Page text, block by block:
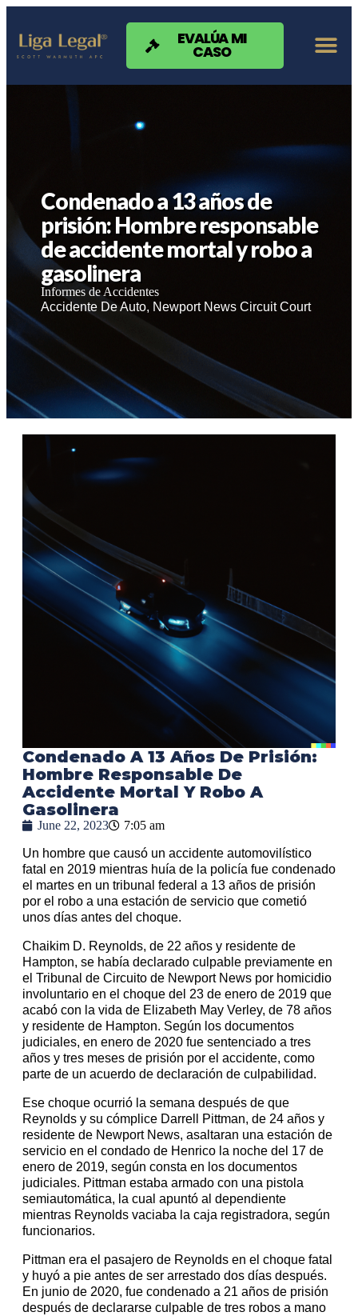
Nota:
sitio
web
EVALÚA MI
CASO
Condenado a 13 años de
prisión: Hombre responsable
de accidente mortal y robo a
gasolinera
Informes de Accidentes
Accidente De Auto, Newport News Circuit Court
Condenado A 13 Años De Prisión:
Hombre Responsable De
Accidente Mortal Y Robo A
Gasolinera
June 22, 2023 7:05 am
Un hombre que causó un accidente automovilístico
fatal en 2019 mientras huía de la policía fue condenado
el martes en un tribunal federal a 13 años de prisión
por el robo a una estación de servicio que cometió
unos días antes del choque.
Chaikim D. Reynolds, de 22 años y residente de
Hampton, se había declarado culpable previamente en
el Tribunal de Circuito de Newport News por homicidio
involuntario en el choque del 23 de enero de 2019 que
acabó con la vida de Elizabeth May Verley, de 78 años
y residente de Hampton. Según los documentos
judiciales, en enero de 2020 fue sentenciado a tres
años y tres meses de prisión por el accidente, como
parte de un acuerdo de declaración de culpabilidad.
Ese choque ocurrió la semana después de que
Reynolds y su cómplice Darrell Pittman, de 24 años y
residente de Newport News, asaltaran una estación de
servicio en el condado de Henrico la noche del 17 de
enero de 2019, según consta en los documentos
judiciales. Pittman estaba armado con una pistola
semiautomática, la cual apuntó al dependiente
mientras Reynolds vaciaba la caja registradora, según
funcionarios.
Pittman era el pasajero de Reynolds en el choque fatal
y huyó a pie antes de ser arrestado dos días después.
En junio de 2020, fue condenado a 21 años de prisión
después de declararse culpable de tres robos a mano